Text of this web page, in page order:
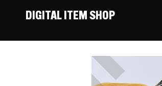
DIGITAL ITEM SHOP